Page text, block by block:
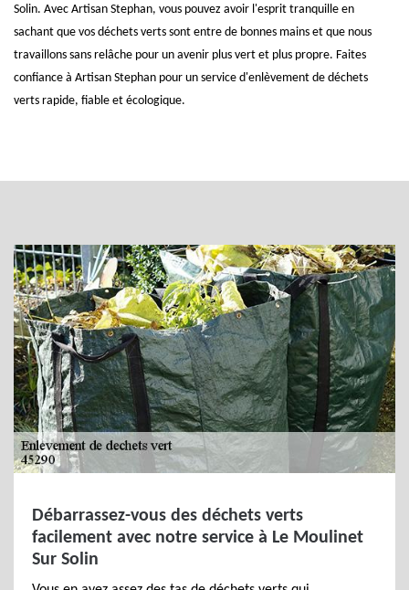
Solin. Avec Artisan Stephan, vous pouvez avoir l'esprit tranquille en
sachant que vos déchets verts sont entre de bonnes mains et que nous
travaillons sans relâche pour un avenir plus vert et plus propre. Faites
confiance à Artisan Stephan pour un service d'enlèvement de déchets
verts rapide, fiable et écologique.
Débarrassez-vous des déchets verts
facilement avec notre service à Le Moulinet
Sur Solin